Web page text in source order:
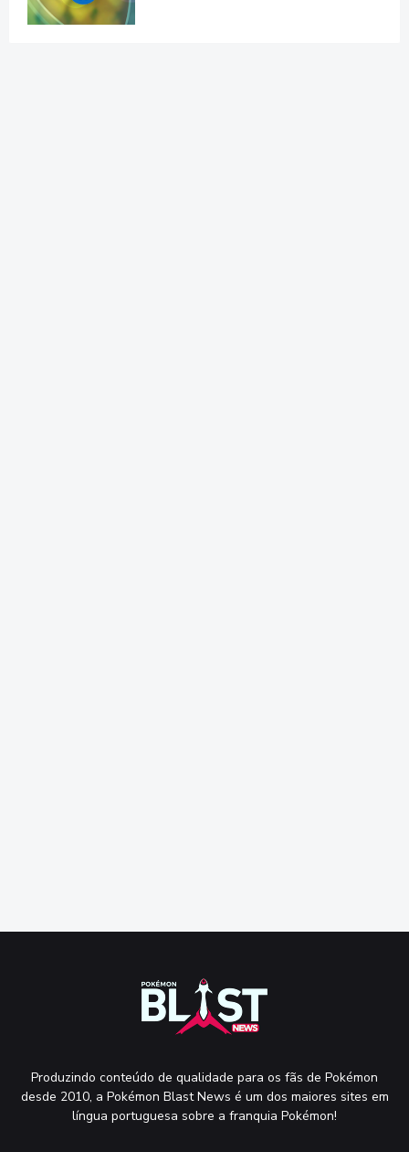
Produzindo conteúdo de qualidade para os fãs de Pokémon
desde 2010, a Pokémon Blast News é um dos maiores sites em
língua portuguesa sobre a franquia Pokémon!